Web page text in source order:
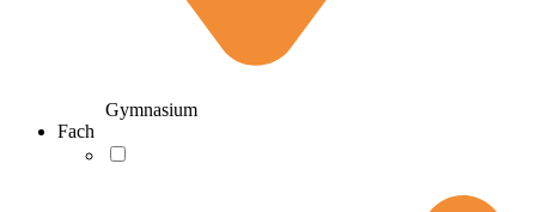
Gymnasium
Fach